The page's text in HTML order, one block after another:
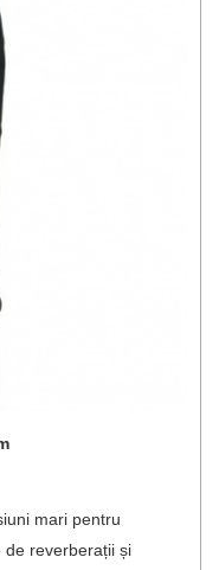
mari pentru
de reverberații și